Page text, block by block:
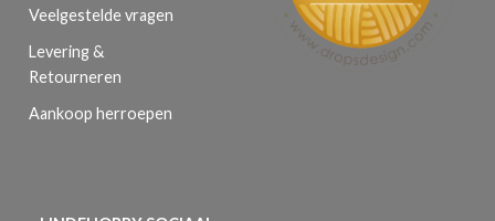
Veelgestelde vragen
Levering &
Retourneren
Aankoop herroepen